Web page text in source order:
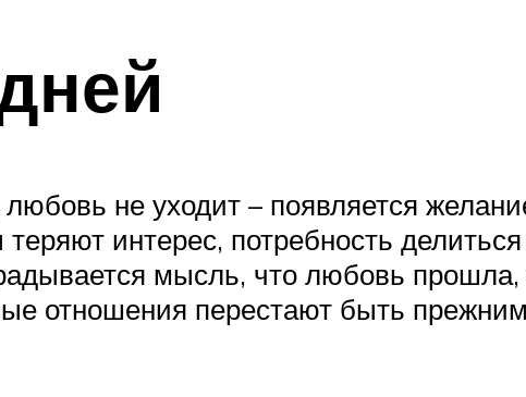
не уходит – появляется
интерес, потребность
мысль, что любовь прошла,
отношения перестают быть